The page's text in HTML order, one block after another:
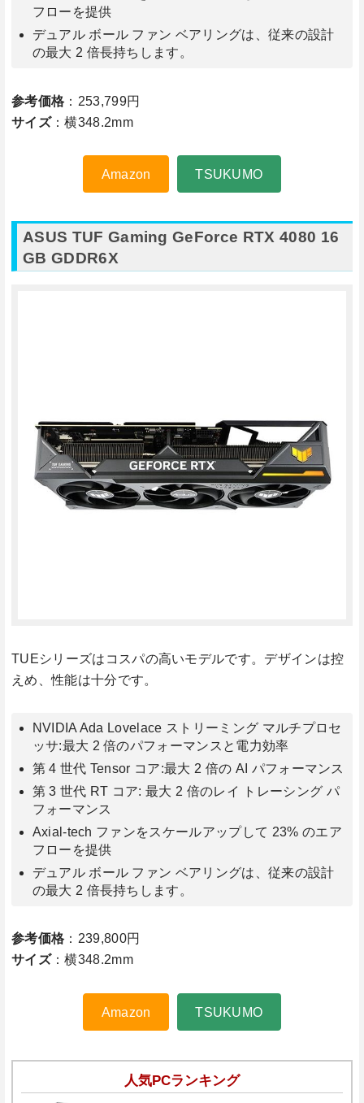
フローを提供
デュアル ボール ファン ベアリングは、従来の設計
の最大 2 倍長持ちします。
参考価格 ：253,799円
サイズ：横348.2mm
Amazon TSUKUMO
ASUS TUF Gaming GeForce RTX 4080 16
GB GDDR6X
TUEシリーズはコスパの高いモデルです。デザインは控
えめ、性能は十分です。
NVIDIA Ada Lovelace ストリーミング マルチプロセ
ッサ:最大 2 倍のパフォーマンスと電力効率
第 4 世代 Tensor コア:最大 2 倍の AI パフォーマンス
第 3 世代 RT コア: 最大 2 倍のレイ トレーシング パ
フォーマンス
Axial-tech ファンをスケールアップして 23% のエア
フローを提供
デュアル ボール ファン ベアリングは、従来の設計
の最大 2 倍長持ちします。
参考価格 ：239,800円
サイズ：横348.2mm
Amazon TSUKUMO
人気PCランキング